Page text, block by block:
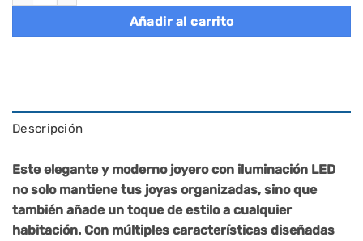
Añadir al carrito
Descripción
Este elegante y moderno joyero con iluminación LED
no solo mantiene tus joyas organizadas, sino que
también añade un toque de estilo a cualquier
habitación. Con múltiples características diseñadas